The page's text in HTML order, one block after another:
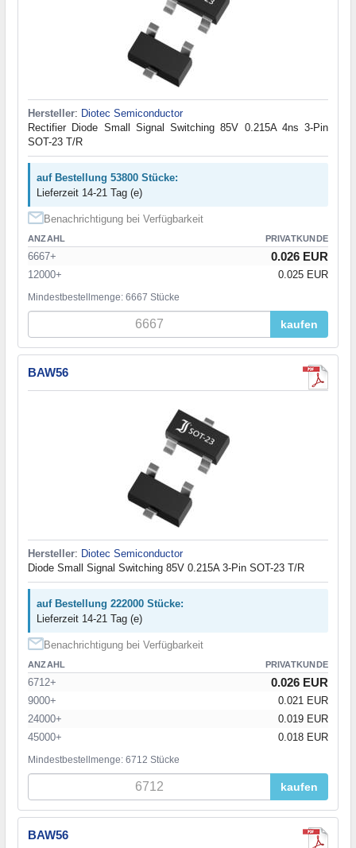
Hersteller: Diotec Semiconductor
Rectifier Diode Small Signal Switching 85V 0.215A 4ns 3-Pin
SOT-23 T/R
auf Bestellung 53800 Stücke:
Lieferzeit 14-21 Tag (e)
Benachrichtigung bei Verfügbarkeit
ANZAHL PRIVATKUNDE
6667+ 0.026 EUR
12000+ 0.025 EUR
Mindestbestellmenge: 6667 Stücke
kaufen
BAW56
Hersteller: Diotec Semiconductor
Diode Small Signal Switching 85V 0.215A 3-Pin SOT-23 T/R
auf Bestellung 222000 Stücke:
Lieferzeit 14-21 Tag (e)
Benachrichtigung bei Verfügbarkeit
ANZAHL PRIVATKUNDE
6712+ 0.026 EUR
9000+
0.021 EUR
24000+
0.019 EUR
45000+
0.018 EUR
Mindestbestellmenge: 6712 Stücke
kaufen
BAW56